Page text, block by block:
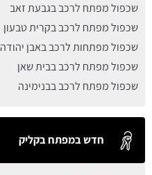
שכפול מפתח לרכב בגבעת זאב
שכפול מפתח לרכב בקרית טבעון
שכפול מפתחות לרכב באבן יהודה
שכפול מפתח לרכב בבית שאן
שכפול מפתח לרכב בבנימינה
חדש במפתח בקליק